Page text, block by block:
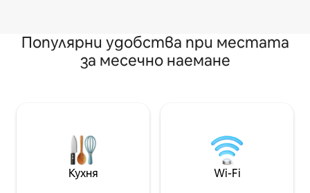
Популярни удобства при местата
за месечно наемане
Кухня Wi-Fi